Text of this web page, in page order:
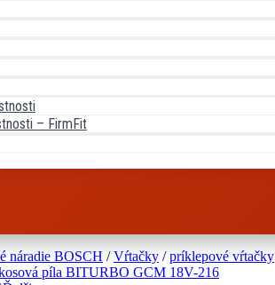
– FirmFit
náradie BOSCH /Vŕtačky /príklepové vŕtačky
píla BITURBO GCM 18V-216